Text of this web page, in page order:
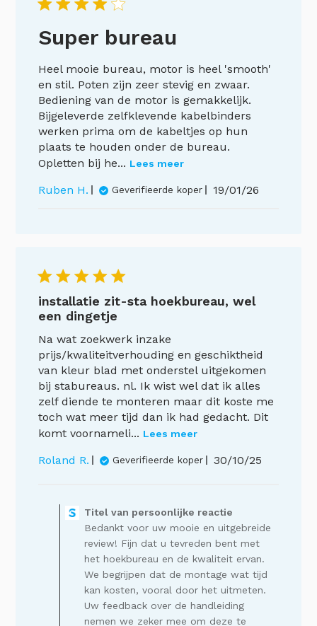
Super bureau
Heel mooie bureau, motor is heel 'smooth'
en stil. Poten zijn zeer stevig en zwaar.
Bediening van de motor is gemakkelijk.
Bijgeleverde zelfklevende kabelbinders
werken prima om de kabeltjes op hun
plaats te houden onder de bureau.
Opletten bij he... Lees meer
Ruben H. Geverifieerde koper 19/01/26
installatie zit-sta hoekbureau, wel
een dingetje
Na wat zoekwerk inzake
prijs/kwaliteitverhouding en geschiktheid
van kleur blad met onderstel uitgekomen
bij stabureaus. nl. Ik wist wel dat ik alles
zelf diende te monteren maar dit koste me
toch wat meer tijd dan ik had gedacht. Dit
komt voornameli... Lees meer
Roland R. Geverifieerde koper 30/10/25
de
winkelier
op
een
recensie
van
Titel
van
Titel van persoonlijke reactie
Bedankt voor uw mooie en uitgebreide
review! Fijn dat u tevreden bent met
het hoekbureau en de kwaliteit ervan.
We begrijpen dat de montage wat tijd
kan kosten, vooral door het uitmeten.
Uw feedback over de handleiding
nemen we zeker mee om deze te